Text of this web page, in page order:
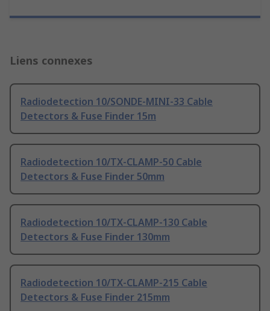
Liens connexes
Radiodetection 10/SONDE-MINI-33 Cable
Detectors & Fuse Finder 15m
Radiodetection 10/TX-CLAMP-50 Cable
Detectors & Fuse Finder 50mm
Radiodetection 10/TX-CLAMP-130 Cable
Detectors & Fuse Finder 130mm
Radiodetection 10/TX-CLAMP-215 Cable
Detectors & Fuse Finder 215mm